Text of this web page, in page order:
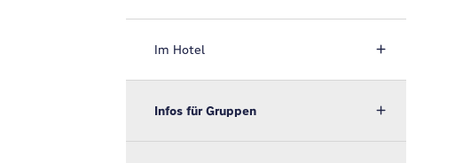
Im Hotel
Infos für Gruppen